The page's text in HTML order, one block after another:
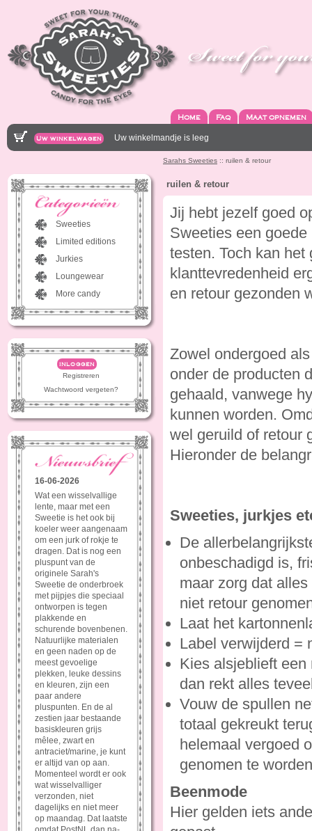
Home Faq Maat opnemen
Uw winkelwagen Uw winkelmandje is leeg
Sarahs Sweeties :: ruilen & retour
Sweeties
Limited editions
Jurkies
Loungewear
More candy
inloggen
Registreren
Wachtwoord vergeten?
16-06-2026
Wat een wisselvallige
lente, maar met een
Sweetie is het ook bij
koeler weer aangenaam
om een jurk of rokje te
dragen. Dat is nog een
pluspunt van de
originele Sarah's
Sweetie de onderbroek
met pijpjes die speciaal
ontworpen is tegen
plakkende en
schurende bovenbenen.
Natuurlijke materialen
en geen naden op de
meest gevoelige
plekken, leuke dessins
en kleuren, zijn een
paar andere
pluspunten. En de al
zestien jaar bestaande
basiskleuren grijs
mêlee, zwart en
antraciet/marine, je kunt
er altijd van op aan.
Momenteel wordt er ook
wat wisselvalliger
verzonden, niet
dagelijks en niet meer
op maandag. Dat laatste
ruilen & retour
Jij hebt jezelf goed
Sweeties een
testen. Toch kan
klanttevredenheid
en retour gezonden
Zowel ondergoed
onder de producten
gehaald, vanwege
kunnen worden.
wel geruild of retour
Hieronder de
Sweeties, jurkjes
De
onbeschadigd is,
maar zorg dat
niet retour
Laat het
Label verwijderd =
Kies alsjeblieft
dan rekt alles
Vouw de spullen
totaal gekreukt
helemaal vergoed
genomen te
Beenmode
Hier gelden iets